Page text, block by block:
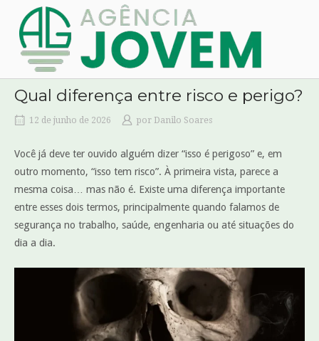
content
Home
Qual diferença entre risco e perigo?
12 de junho de 2026 por Danilo Soares
Você já deve ter ouvido alguém dizer “isso é perigoso” e, em
outro momento, “isso tem risco”. À primeira vista, parece a
mesma coisa… mas não é. Existe uma diferença importante
entre esses dois termos, principalmente quando falamos de
segurança no trabalho, saúde, engenharia ou até situações do
dia a dia.